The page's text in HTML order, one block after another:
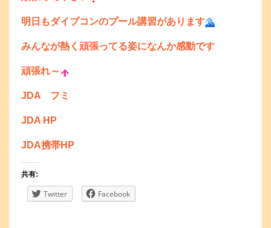
明日もダイブコンのプール講習があります
みんなが熱く頑張ってる姿になんか感動です
頑張れ～
JDA フミ
JDA HP
JDA携帯HP
共有:
Twitter Facebook